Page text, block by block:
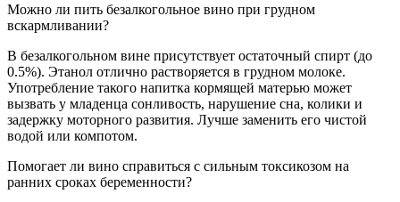
Можно ли пить безалкогольное вино при грудном
вскармливании?
В безалкогольном вине присутствует остаточный спирт (до
0.5%). Этанол отлично растворяется в грудном молоке.
Употребление такого напитка кормящей матерью может
вызвать у младенца сонливость, нарушение сна, колики и
задержку моторного развития. Лучше заменить его чистой
водой или компотом.
Помогает ли вино справиться с сильным токсикозом на
ранних сроках беременности?